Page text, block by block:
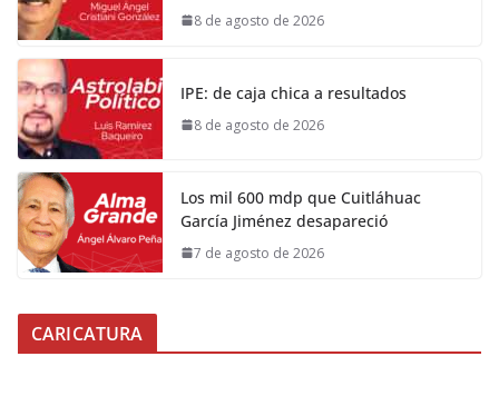
8 de agosto de 2026
IPE: de caja chica a resultados
8 de agosto de 2026
Los mil 600 mdp que Cuitláhuac
García Jiménez desapareció
7 de agosto de 2026
CARICATURA